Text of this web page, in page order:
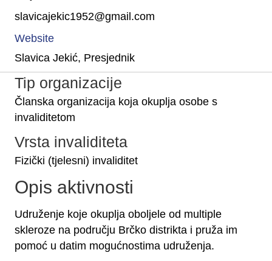
slavicajekic1952@gmail.com
Website
Slavica Jekić, Presjednik
Tip organizacije
Članska organizacija koja okuplja osobe s
invaliditetom
Vrsta invaliditeta
Fizički (tjelesni) invaliditet
Opis aktivnosti
Udruženje koje okuplja oboljele od multiple
skleroze na području Brčko distrikta i pruža im
pomoć u datim mogućnostima udruženja.